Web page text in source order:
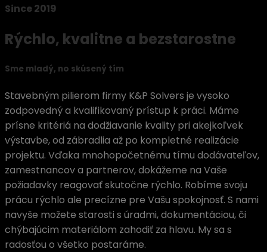
Since 2019
Rýchlo, kvalitne a bezstarostne
Sme mladý, no skúsený tím
Stavebným pilierom firmy K&P Solvers je vysoko
zodpovedný a kvalifikovaný prístup k práci. Máme
prísne kritériá na dodžiavanie kvality pri akejkoľvek
výstavbe, od zábradlia až po kompletné realizácie
projektu. Vďaka mnohopočetnému tímu dodávateľov,
zamestnancov a partnerov, dokážeme na Vaše
požiadavky reagovať skutočne rýchlo. Robíme svoju
prácu rýchlo ale precízne pre Vašu spokojnosť. S nami
navyše možete starosti s úradmi, dokumentáciou, či
chýbajúcim materiálom zahodiť za hlavu. My sa s
radosťou o všetko postaráme.